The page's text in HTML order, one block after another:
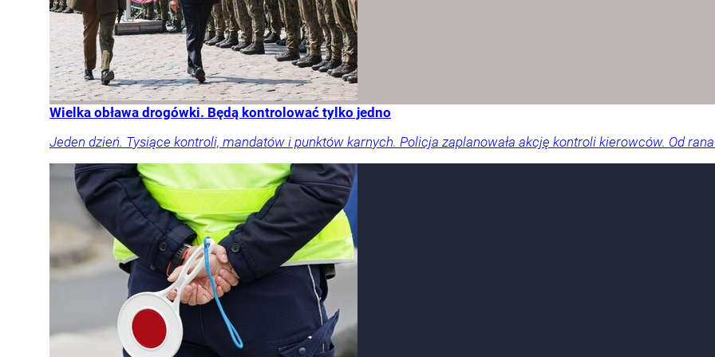
Wielka obława drogówki. Będą kontrolować tylko jedno
Jeden dzień. Tysiące kontroli, mandatów i punktów karnych. Policja zaplanowała akcję kontroli kierowców. Od